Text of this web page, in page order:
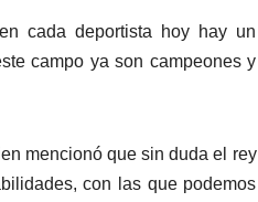
cada deportista hoy hay un
campo ya son campeones y
mencionó que sin duda el rey
con las que podemos